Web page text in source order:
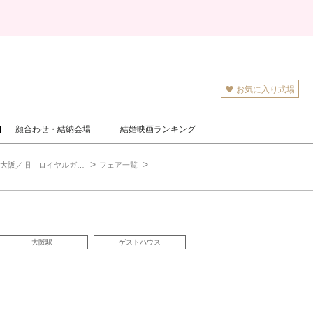
お気に入り式場
顔合わせ・結納会場 結婚映画ランキング
ヤルガーデン大阪梅田） フェア一覧
大阪駅 ゲストハウス